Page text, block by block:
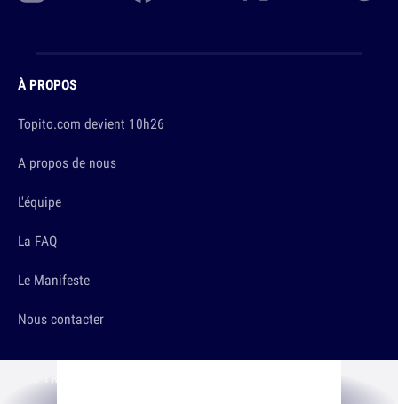
À PROPOS
Topito.com devient 10h26
A propos de nous
L'équipe
La FAQ
Le Manifeste
Nous contacter
LES TRUCS SÉRIEUX